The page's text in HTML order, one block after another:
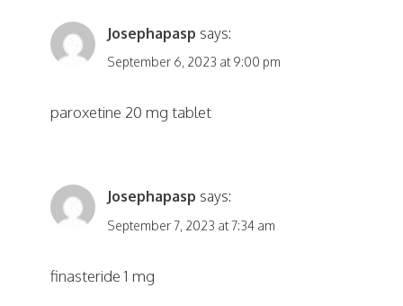
Josephapasp says:
September 6, 2023 at 9:00 pm
paroxetine 20 mg tablet
Josephapasp says:
September 7, 2023 at 7:34 am
finasteride 1 mg